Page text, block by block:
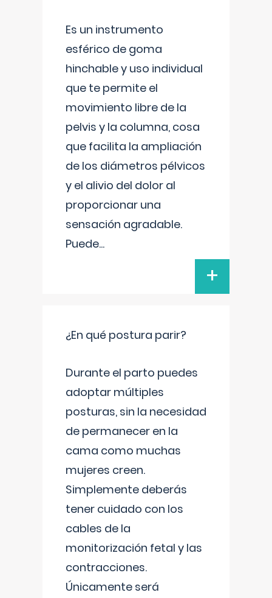
Es un instrumento
esférico de goma
hinchable y uso individual
que te permite el
movimiento libre de la
pelvis y la columna, cosa
que facilita la ampliación
de los diámetros pélvicos
y el alivio del dolor al
proporcionar una
sensación agradable.
Puede...
+
¿En qué postura parir?
Durante el parto puedes
adoptar múltiples
posturas, sin la necesidad
de permanecer en la
cama como muchas
mujeres creen.
Simplemente deberás
tener cuidado con los
cables de la
monitorización fetal y las
contracciones.
Únicamente será